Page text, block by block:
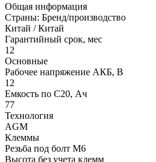
Общая информация
Страны: Бренд/производство
Китай / Китай
Гарантийный срок, мес
12
Основные
Рабочее напряжение АКБ, B
12
Емкость по С20, Ач
77
Технология
AGM
Клеммы
Резьба под болт M6
Высота без учета клемм